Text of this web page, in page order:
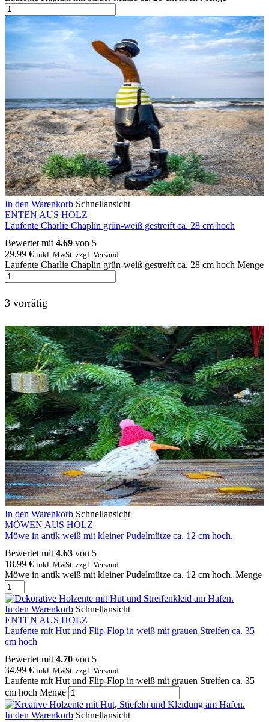
In den Warenkorb Schnellansicht
ENTEN AUS HOLZ
Laufente Charlie Chaplin grün-weiß gestreift ca. 28 cm hoch
Bewertet mit4.69 von 5
29,99 € inkl. MwSt. zzgl. Versand
Laufente Charlie Chaplin grün-weiß gestreift ca. 28 cm hoch Menge
3 vorrätig
In den Warenkorb Schnellansicht
MÖWEN AUS HOLZ
Möwe in antik weiß mit kleiner Pudelmütze ca. 12 cm hoch.
Bewertet mit 4.63 von 5
18,99 € inkl. MwSt. zzgl. Versand
Möwe in antik weiß mit kleiner Pudelmütze ca. 12 cm hoch. Menge
In den Warenkorb Schnellansicht
ENTEN AUS HOLZ
Laufente mit Hut und Flip-Flop in weiß mit grauen Streifen ca. 35
cm hoch
Bewertet mit 4.70 von 5
34,99 € inkl. MwSt. zzgl. Versand
Laufente mit Hut und Flip-Flop in weiß mit grauen Streifen ca. 35
cm hoch Menge
In den Warenkorb Schnellansicht